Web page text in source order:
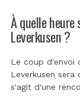
À quelle
Leverkusen ?
Le coup d'envoi
Leverkusen sera
s'agit d'une